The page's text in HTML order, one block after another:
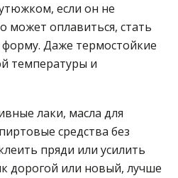
если он не
может оплавиться, стать
Даже термостойкие
температуры и
лаки, масла для
средства без
пряди или усилить
дорогой или новый, лучше